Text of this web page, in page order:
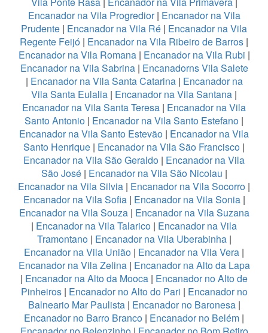
Encanador na Vila Progredior| Encanador na Vila
Prudente | Encanador na Vila Ré | Encanador na Vila
Regente Feijó | Encanador na Vila Ribeiro de Barros |
Encanador na Vila Romana| Encanador na Vila Rubi |
Encanador na Vila Sabrina| Encanadorns Vila Salete
| Encanador na Vila Santa Catarina| Encanador na
Vila Santa Eulalia | Encanador na Vila Santana |
Encanador na Vila Santa Teresa | Encanador na Vila
Santo Antonio | Encanador na Vila Santo Estefano |
Encanador na Vila Santo Estevão | Encanador na Vila
Santo Henrique | Encanador na Vila São Francisco |
Encanador na Vila São Geraldo | Encanador na Vila
São José| Encanador na Vila São Nicolau |
Encanador na Vila Silvia | Encanador na Vila Socorro |
Encanador na Vila Sofia| Encanador na Vila Sonia|
Encanador na Vila Souza| Encanador na Vila Suzana
| Encanador na Vila Talarico | Encanador na Vila
Tramontano| Encanador na Vila Uberabinha|
Encanador na Vila União | Encanador na Vila Vera |
Encanador na Vila Zelina| Encanador na Alto da Lapa
| Encanador na Alto da Mooca | Encanador no Alto de
Pinheiros| Encanador no Alto do Pari | Encanador no
Balneario Mar Paulista| Encanador no Baronesa|
Encanador no Barro Branco | Encanador no Belém |